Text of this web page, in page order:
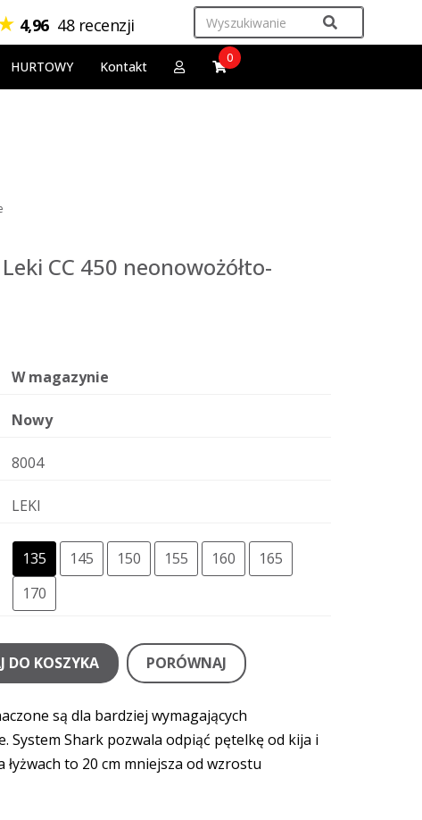
4,96 48 recenzji
HURTOWY Kontakt
0
CC 450 neonowożółto-
W magazynie
Nowy
8004
LEKI
135 145 150 155 160
165
170
DO KOSZYKA PORÓWNAJ
są dla bardziej wymagających
System Shark pozwala odpiąć pętelkę od kija i
to 20 cm mniejsza od wzrostu